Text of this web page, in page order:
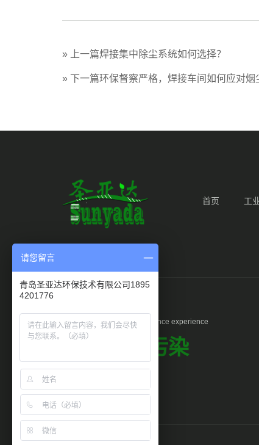
» 上一篇焊接集中除尘系统如何选择？
» 下一篇环保督察严格，焊接车间如何应对烟
首页 工
Air pollution in 2010Governance experience
10年大气污染
治理经验
请您留言
青岛圣亚达环保技术有限公司1895
4201776